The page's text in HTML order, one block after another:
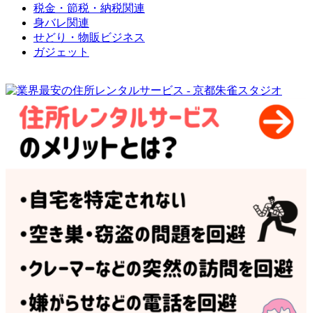
税金・節税・納税関連
身バレ関連
せどり・物販ビジネス
ガジェット